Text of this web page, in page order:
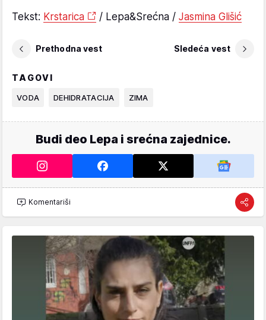
Tekst: Krstarica / Lepa&Srećna / Jasmina Glišić
Prethodna vest Sledeća vest
TAGOVI
VODA DEHIDRATACIJA ZIMA
Budi deo Lepa i srećna zajednice.
Komentariši